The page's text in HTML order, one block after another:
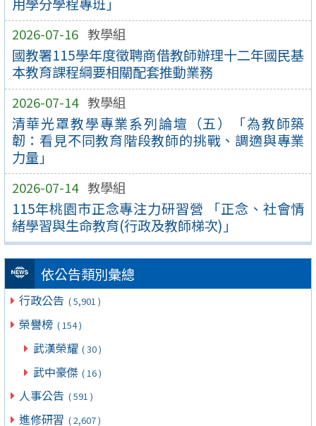
2026-07-16 教學組
國教署115學年度徵聘商借教師辦理十二年國民基
本教育課程綱要相關配套推動業務
2026-07-14 教學組
清華光罩教學專業系列論壇（五）「為教師築
韌：看見不同教育階段教師的挑戰、調適與專業
力量」
2026-07-14 教學組
115年桃園市正念專注力研習營 「正念、社會情
緒學習與生命教育(行政及教師梯次)」
依公告類別彙總
行政公告 ( 5,901 )
榮譽榜 ( 154 )
武漢榮耀 ( 30 )
武中豪傑 ( 16 )
人事公告 ( 591 )
進修研習 ( 2,607 )